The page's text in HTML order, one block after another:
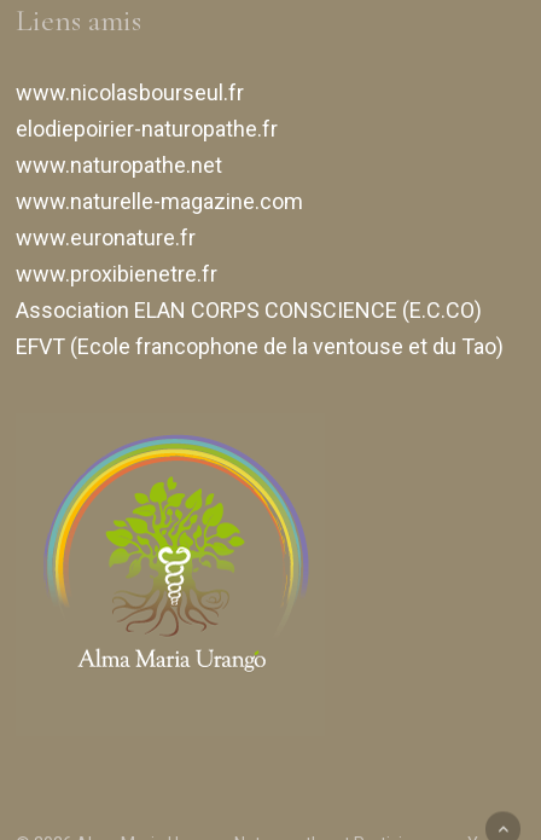
Liens amis
www.nicolasbourseul.fr
elodiepoirier-naturopathe.fr
www.naturopathe.net
www.naturelle-magazine.com
www.euronature.fr
www.proxibienetre.fr
Association ELAN CORPS CONSCIENCE (E.C.CO)
EFVT (Ecole francophone de la ventouse et du Tao)